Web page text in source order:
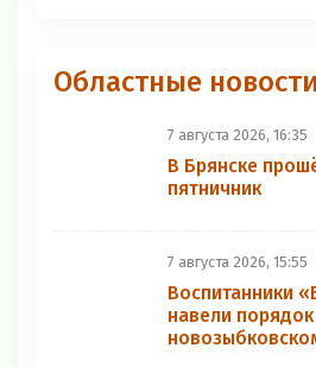
Областные новости
7 августа 2026, 16:35
В Брянске
пятничник
7 августа 2026, 15:55
Воспитанники
навели порядок